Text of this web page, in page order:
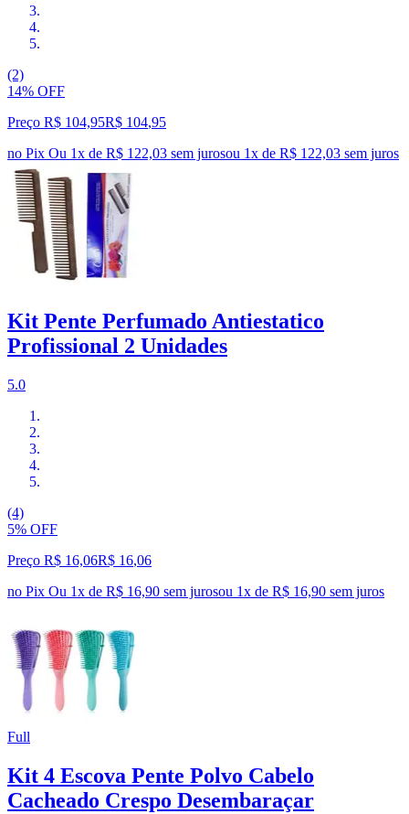
(2)
14% OFF
Preço R$ 104,95R$ 104,95
no Pix Ou 1x de R$ 122,03 sem jurosou 1x de R$ 122,03 sem juros
Kit Pente Perfumado Antiestatico
Profissional 2 Unidades
5.0
(4)
5% OFF
Preço R$ 16,06R$ 16,06
no Pix Ou 1x de R$ 16,90 sem jurosou 1x de R$ 16,90 sem juros
Full
Kit 4 Escova Pente Polvo Cabelo
Cacheado Crespo Desembaraçar